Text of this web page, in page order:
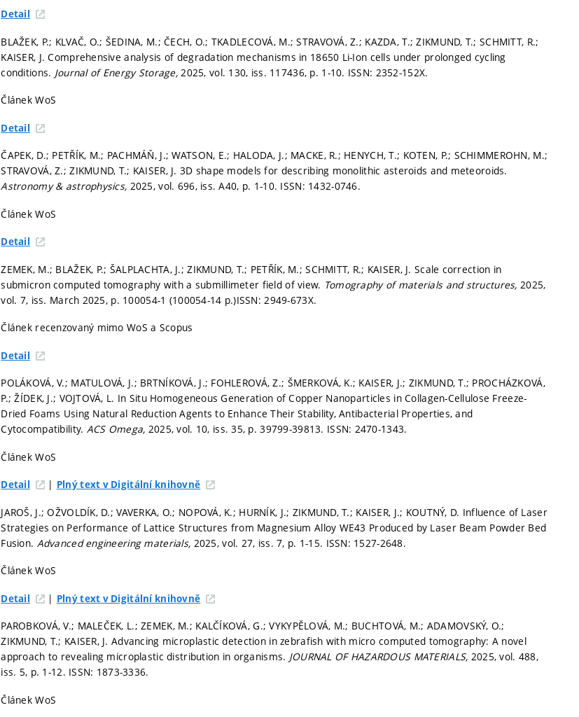
Detail
BLAŽEK, P.; KLVAČ, O.; ŠEDINA, M.; ČECH, O.; TKADLECOVÁ, M.; STRAVOVÁ, Z.; KAZDA, T.; ZIKMUND, T.; SCHMITT, R.;
KAISER, J. Comprehensive analysis of degradation mechanisms in 18650 Li-Ion cells under prolonged cycling
conditions. Journal of Energy Storage, 2025, vol. 130, iss. 117436, p. 1-10. ISSN: 2352-152X.
Článek WoS
Detail
ČAPEK, D.; PETŘÍK, M.; PACHMÁŇ, J.; WATSON, E.; HALODA, J.; MACKE, R.; HENYCH, T.; KOTEN, P.; SCHIMMEROHN, M.;
STRAVOVÁ, Z.; ZIKMUND, T.; KAISER, J. 3D shape models for describing monolithic asteroids and meteoroids.
Astronomy & astrophysics, 2025, vol. 696, iss. A40, p. 1-10. ISSN: 1432-0746.
Článek WoS
Detail
ZEMEK, M.; BLAŽEK, P.; ŠALPLACHTA, J.; ZIKMUND, T.; PETŘÍK, M.; SCHMITT, R.; KAISER, J. Scale correction in
submicron computed tomography with a submillimeter field of view. Tomography of materials and structures, 2025,
vol. 7, iss. March 2025, p. 100054-1 (100054-14 p.)ISSN: 2949-673X.
Článek recenzovaný mimo WoS a Scopus
Detail
POLÁKOVÁ, V.; MATULOVÁ, J.; BRTNÍKOVÁ, J.; FOHLEROVÁ, Z.; ŠMERKOVÁ, K.; KAISER, J.; ZIKMUND, T.; PROCHÁZKOVÁ,
P.; ŽÍDEK, J.; VOJTOVÁ, L. In Situ Homogeneous Generation of Copper Nanoparticles in Collagen-Cellulose Freeze-
Dried Foams Using Natural Reduction Agents to Enhance Their Stability, Antibacterial Properties, and
Cytocompatibility. ACS Omega, 2025, vol. 10, iss. 35, p. 39799-39813. ISSN: 2470-1343.
Článek WoS
Detail | Plný text v Digitální knihovně
JAROŠ, J.; OŽVOLDÍK, D.; VAVERKA, O.; NOPOVÁ, K.; HURNÍK, J.; ZIKMUND, T.; KAISER, J.; KOUTNÝ, D. Influence of Laser
Strategies on Performance of Lattice Structures from Magnesium Alloy WE43 Produced by Laser Beam Powder Bed
Fusion. Advanced engineering materials, 2025, vol. 27, iss. 7, p. 1-15. ISSN: 1527-2648.
Článek WoS
Detail | Plný text v Digitální knihovně
PAROBKOVÁ, V.; MALEČEK, L.; ZEMEK, M.; KALČÍKOVÁ, G.; VYKYPĚLOVÁ, M.; BUCHTOVÁ, M.; ADAMOVSKÝ, O.;
ZIKMUND, T.; KAISER, J. Advancing microplastic detection in zebrafish with micro computed tomography: A novel
approach to revealing microplastic distribution in organisms. JOURNAL OF HAZARDOUS MATERIALS, 2025, vol. 488,
iss. 5, p. 1-12. ISSN: 1873-3336.
Článek WoS